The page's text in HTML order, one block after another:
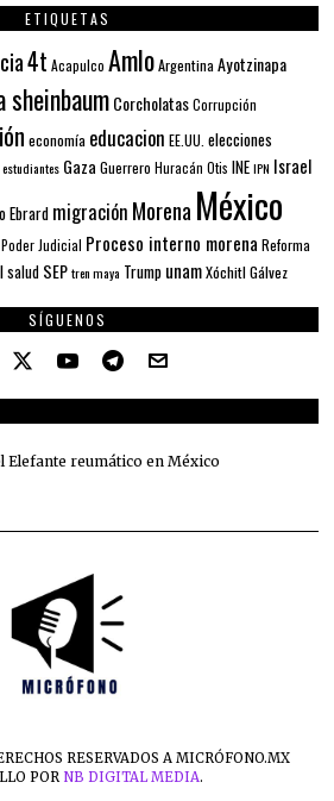
ETIQUETAS
4t Acapulco AmloArgentina Ayotzinapa
sheinbaumCorcholatas Corrupción
economía educacion EE.UU. elecciones
estudiantes Gaza Guerrero Huracán Otis INE IPN Israel
Ebrardmigración Morena México
Poder Judicial Proceso interno morena Reforma
salud SEP tren maya Trump unamXóchitl Gálvez
SÍGUENOS
Elefante reumático en México
RESERVADOS A MICRÓFONO.MX
POR NB DIGITAL MEDIA.